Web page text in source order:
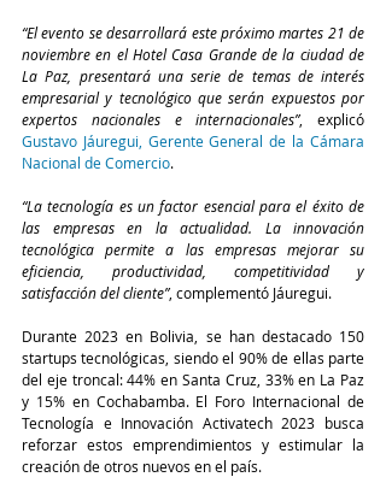
“El evento se desarrollará este próximo martes 21 de
noviembre en el Hotel Casa Grande de la ciudad de
La Paz, presentará una serie de temas de interés
empresarial y tecnológico que serán expuestos por
expertos nacionales e internacionales”
Gustavo Jáuregui, Gerente General de la Cámara
Nacional de Comercio.
“La tecnología es un factor esencial para el éxito de
las empresas en la actualidad. La innovación
tecnológica permite a las empresas mejorar su
eficiencia, productividad, competitividad y
satisfacción del cliente”, complementó Jáuregui.
Durante 2023 en Bolivia, se han destacado 150
startups tecnológicas, siendo el 90% de ellas parte
del eje troncal: 44% en Santa Cruz, 33% en La Paz
y 15% en Cochabamba. El Foro Internacional de
Tecnología e Innovación Activatech 2023 busca
reforzar estos emprendimientos y estimular la
creación de otros nuevos en el país.